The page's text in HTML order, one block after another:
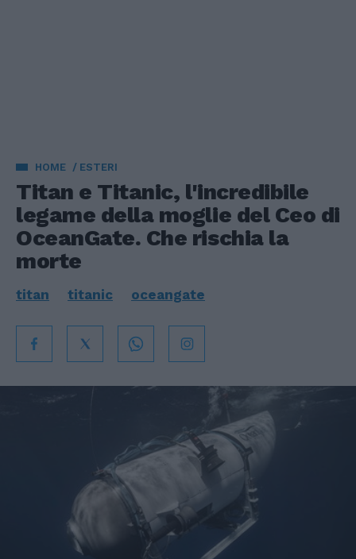
HOME ESTERI
Titan e Titanic, l'incredibile
legame della moglie del Ceo di
OceanGate. Che rischia la
morte
titan titanic oceangate